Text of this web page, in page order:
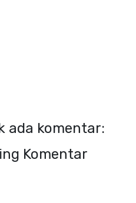
ada komentar:
Komentar